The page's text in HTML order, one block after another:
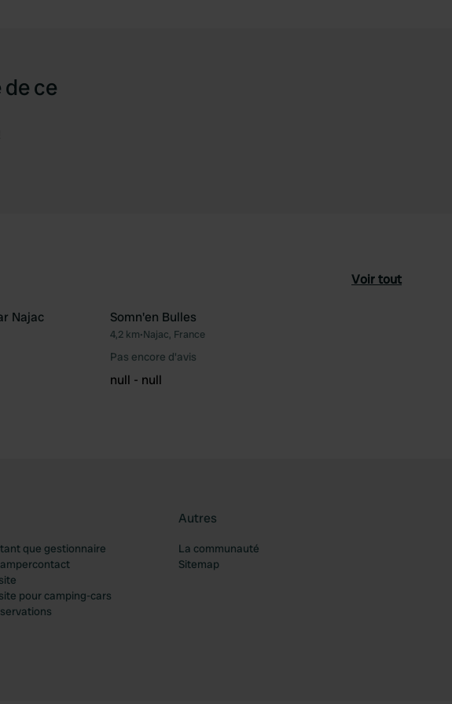
ce
Voir tout
Préféré
Najac Somn'en Bulles
4,2 km•Najac, France
Pas encore d'avis
null - null
que gestionnaire
pour camping-cars
Autres
La communauté
Sitemap